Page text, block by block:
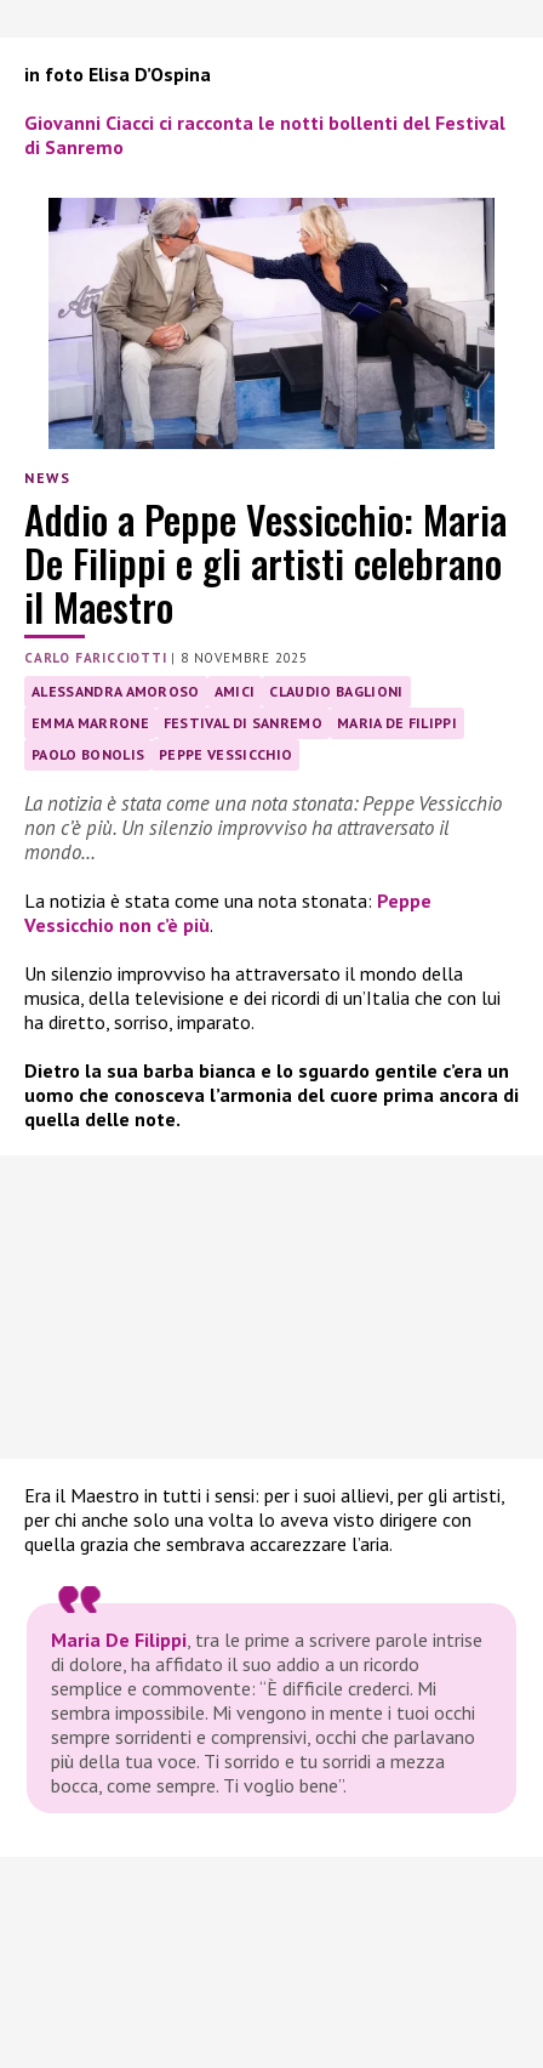
in foto Elisa D’Ospina
Giovanni Ciacci ci racconta le notti bollenti del Festival
di Sanremo
NEWS
Addio a Peppe Vessicchio: Maria
De Filippi e gli artisti celebrano
il Maestro
CARLO FARICCIOTTI | 8 NOVEMBRE 2025
ALESSANDRA AMOROSO AMICI
CLAUDIO BAGLIONI
EMMA MARRONE
FESTIVAL DI SANREMO
MARIA DE FILIPPI
PAOLO BONOLIS
PEPPE VESSICCHIO
La notizia è stata come una nota stonata: Peppe Vessicchio
non c’è più. Un silenzio improvviso ha attraversato il
mondo…
La notizia è stata come una nota stonata: Peppe
Vessicchio non c’è più.
Un silenzio improvviso ha attraversato il mondo della
musica, della televisione e dei ricordi di un’Italia che con lui
ha diretto, sorriso, imparato.
Dietro la sua barba bianca e lo sguardo gentile c’era un
uomo che conosceva l’armonia del cuore prima ancora di
quella delle note.
Era il Maestro in tutti i sensi: per i suoi allievi, per gli artisti,
per chi anche solo una volta lo aveva visto dirigere con
quella grazia che sembrava accarezzare l’aria.
Maria De Filippi, tra le prime a scrivere parole intrise
di dolore, ha affidato il suo addio a un ricordo
semplice e commovente: “È difficile crederci. Mi
sembra impossibile. Mi vengono in mente i tuoi occhi
sempre sorridenti e comprensivi, occhi che parlavano
più della tua voce. Ti sorrido e tu sorridi a mezza
bocca, come sempre. Ti voglio bene”.